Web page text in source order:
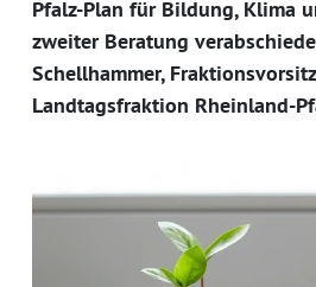
Pfalz-Plan für Bildung, Klima
zweiter Beratung
Schellhammer,
Landtagsfraktion Rheinland-